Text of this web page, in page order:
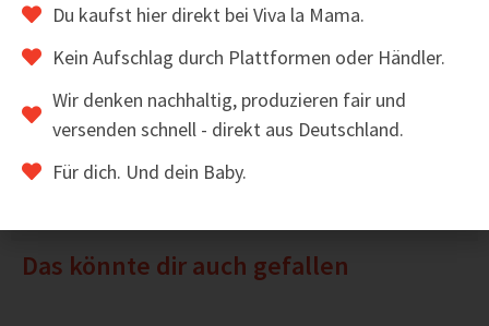
BEWERTUNGEN
als Umstandsmantel aussieht und dass man den
Trageeinsatz an die Größe des Kindes anpassen
Das könnte dir auch gefallen
Du kaufst hier direkt bei Viva la Mama.
Kein Aufschlag durch Plattformen oder Händler.
Wir denken nachhaltig, produzieren fair und
versenden schnell - direkt aus Deutschland.
Für dich. Und dein Baby.